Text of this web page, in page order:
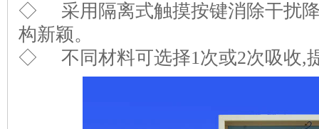
◇ 采用隔离式触摸按键消除干扰降
构新颖。
◇ 不同材料可选择1次或2次吸收,